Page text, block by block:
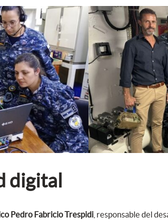
digital
Pedro Fabricio Trespidi , responsable del